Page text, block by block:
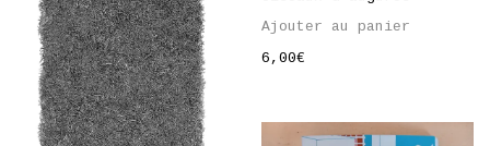
Ajouter au panier
6,00€